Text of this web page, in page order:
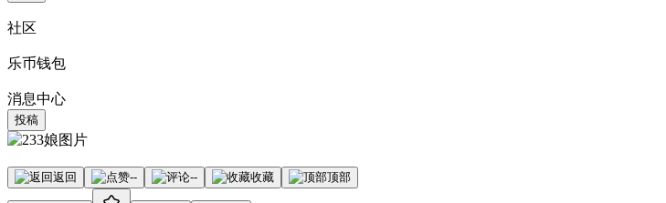
社区
乐币钱包
消息中心
投稿
返回 -- -- 收藏 顶部